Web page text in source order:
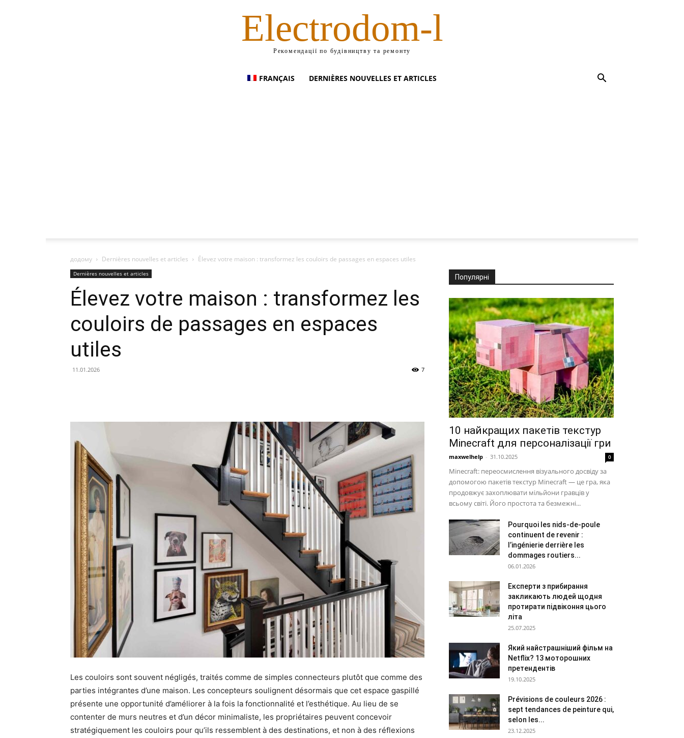
Electrodom-l
Рекомендації по будівництву та ремонту
FRANÇAIS DERNIÈRES NOUVELLES ET ARTICLES
додому Dernières nouvelles et articles Élevez votre maison : transformez les couloirs de passages en espaces utiles
Dernières nouvelles et articles
Élevez votre maison : transformez les
couloirs de passages en espaces
utiles
11.01.2026 7
Les couloirs sont souvent négligés, traités comme de simples connecteurs plutôt que comme des
parties intégrantes d’une maison. Les concepteurs soulignent désormais que cet espace gaspillé
présente une opportunité d’améliorer à la fois la fonctionnalité et l’esthétique. Au lieu de se
contenter de murs neutres et d’un décor minimaliste, les propriétaires peuvent concevoir
stratégiquement les couloirs pour qu’ils ressemblent à des destinations, et non à des réflexions
Популярні
10 найкращих пакетів текстур
Minecraft для персоналізації гри
maxwelhelp - 31.10.2025 0
Minecraft: переосмислення візуального досвіду за
допомогою пакетів текстур Minecraft — це гра, яка
продовжує захоплювати мільйони гравців у
всьому світі. Його простота та безмежні...
Pourquoi les nids-de-poule
continuent de revenir :
l’ingénierie derrière les
dommages routiers...
06.01.2026
Експерти з прибирання
закликають людей щодня
протирати підвіконня цього
літа
25.07.2025
Який найстрашніший фільм на
Netflix? 13 моторошних
претендентів
19.10.2025
Prévisions de couleurs 2026 :
sept tendances de peinture qui,
selon les...
23.12.2025